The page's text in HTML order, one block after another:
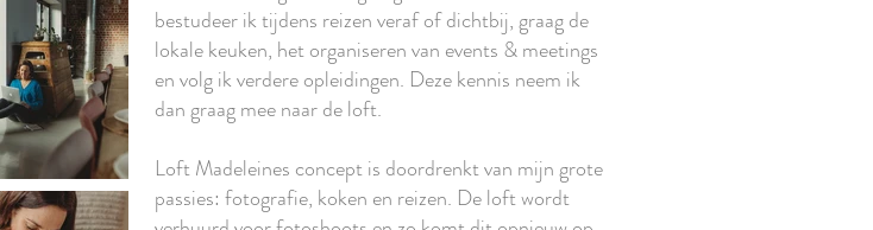
bestudeer ik tijdens reizen veraf of dichtbij, graag de
lokale keuken, het organiseren van events & meetings
en volg ik verdere opleidingen. Deze kennis neem ik
dan graag mee naar de loft.
Loft Madeleines concept is doordrenkt van mijn grote
passies: fotografie, koken en reizen. De loft wordt